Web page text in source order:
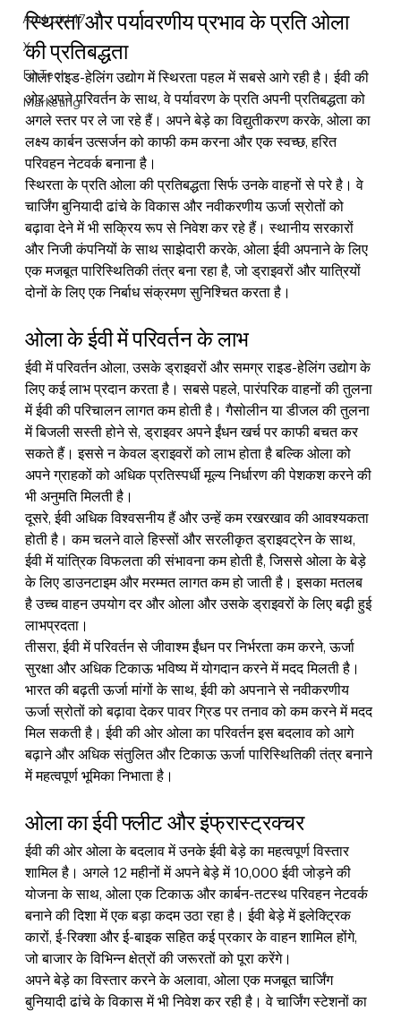
Android 17
X
FinTech
Marketing
स्थिरता और पर्यावरणीय प्रभाव के प्रति ओला
की प्रतिबद्धता
ओला राइड-हेलिंग उद्योग में स्थिरता पहल में सबसे आगे रही है। ईवी की
ओर अपने परिवर्तन के साथ, वे पर्यावरण के प्रति अपनी प्रतिबद्धता को
अगले स्तर पर ले जा रहे हैं। अपने बेड़े का विद्युतीकरण करके, ओला का
लक्ष्य कार्बन उत्सर्जन को काफी कम करना और एक स्वच्छ, हरित
परिवहन नेटवर्क बनाना है।
स्थिरता के प्रति ओला की प्रतिबद्धता सिर्फ उनके वाहनों से परे है। वे
चार्जिंग बुनियादी ढांचे के विकास और नवीकरणीय ऊर्जा स्रोतों को
बढ़ावा देने में भी सक्रिय रूप से निवेश कर रहे हैं। स्थानीय सरकारों
और निजी कंपनियों के साथ साझेदारी करके, ओला ईवी अपनाने के लिए
एक मजबूत पारिस्थितिकी तंत्र बना रहा है, जो ड्राइवरों और यात्रियों
दोनों के लिए एक निर्बाध संक्रमण सुनिश्चित करता है।
ओला के ईवी में परिवर्तन के लाभ
ईवी में परिवर्तन ओला, उसके ड्राइवरों और समग्र राइड-हेलिंग उद्योग के
लिए कई लाभ प्रदान करता है। सबसे पहले, पारंपरिक वाहनों की तुलना
में ईवी की परिचालन लागत कम होती है। गैसोलीन या डीजल की तुलना
में बिजली सस्ती होने से, ड्राइवर अपने ईंधन खर्च पर काफी बचत कर
सकते हैं। इससे न केवल ड्राइवरों को लाभ होता है बल्कि ओला को
अपने ग्राहकों को अधिक प्रतिस्पर्धी मूल्य निर्धारण की पेशकश करने की
भी अनुमति मिलती है।
दूसरे, ईवी अधिक विश्वसनीय हैं और उन्हें कम रखरखाव की आवश्यकता
होती है। कम चलने वाले हिस्सों और सरलीकृत ड्राइवट्रेन के साथ,
ईवी में यांत्रिक विफलता की संभावना कम होती है, जिससे ओला के बेड़े
के लिए डाउनटाइम और मरम्मत लागत कम हो जाती है। इसका मतलब
है उच्च वाहन उपयोग दर और ओला और उसके ड्राइवरों के लिए बढ़ी हुई
लाभप्रदता।
तीसरा, ईवी में परिवर्तन से जीवाश्म ईंधन पर निर्भरता कम करने, ऊर्जा
सुरक्षा और अधिक टिकाऊ भविष्य में योगदान करने में मदद मिलती है।
भारत की बढ़ती ऊर्जा मांगों के साथ, ईवी को अपनाने से नवीकरणीय
ऊर्जा स्रोतों को बढ़ावा देकर पावर ग्रिड पर तनाव को कम करने में मदद
मिल सकती है। ईवी की ओर ओला का परिवर्तन इस बदलाव को आगे
बढ़ाने और अधिक संतुलित और टिकाऊ ऊर्जा पारिस्थितिकी तंत्र बनाने
में महत्वपूर्ण भूमिका निभाता है।
ओला का ईवी फ्लीट और इंफ्रास्ट्रक्चर
ईवी की ओर ओला के बदलाव में उनके ईवी बेड़े का महत्वपूर्ण विस्तार
शामिल है। अगले 12 महीनों में अपने बेड़े में 10,000 ईवी जोड़ने की
योजना के साथ, ओला एक टिकाऊ और कार्बन-तटस्थ परिवहन नेटवर्क
बनाने की दिशा में एक बड़ा कदम उठा रहा है। ईवी बेड़े में इलेक्ट्रिक
कारों, ई-रिक्शा और ई-बाइक सहित कई प्रकार के वाहन शामिल होंगे,
जो बाजार के विभिन्न क्षेत्रों की जरूरतों को पूरा करेंगे।
अपने बेड़े का विस्तार करने के अलावा, ओला एक मजबूत चार्जिंग
बुनियादी ढांचे के विकास में भी निवेश कर रही है। वे चार्जिंग स्टेशनों का